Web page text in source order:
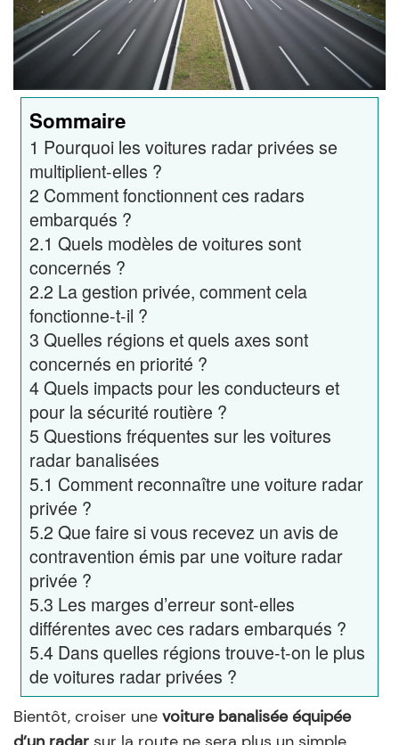
Sommaire
1 Pourquoi les voitures radar privées se
multiplient-elles ?
2 Comment fonctionnent ces radars
embarqués ?
2.1 Quels modèles de voitures sont
concernés ?
2.2 La gestion privée, comment cela
fonctionne-t-il ?
3 Quelles régions et quels axes sont
concernés en priorité ?
4Quels impacts pour les conducteurs et
pour la sécurité routière ?
5 Questions fréquentes sur les voitures
radar banalisées
5.1 Comment reconnaître une voiture radar
privée ?
5.2 Que faire si vous recevez un avis de
contravention émis par une voiture radar
privée ?
5.3 Les marges d’erreur sont-elles
différentes avec ces radars embarqués ?
5.4 Dans quelles régions trouve-t-on le plus
de voitures radar privées ?
Bientôt, croiser une voiture banalisée équipée